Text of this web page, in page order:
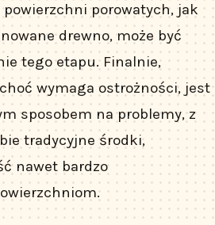
porowatych, jak
drewno, może być
tego etapu. Finalnie,
wymaga ostrożności, jest
sposobem na problemy, z
tradycyjne środki,
nawet bardzo